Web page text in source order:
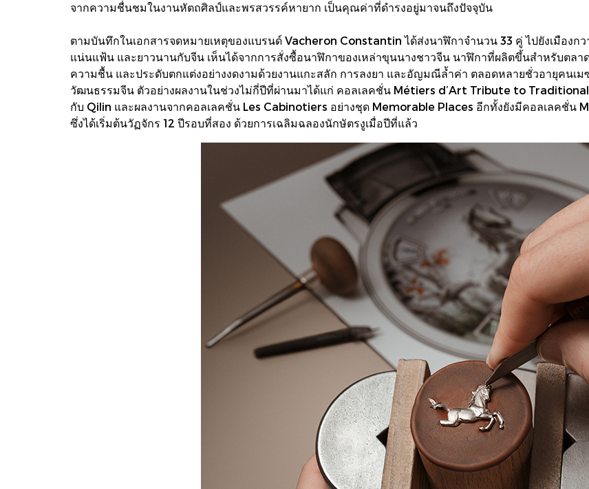
จากความชื่นชมในงานหัตถศิลป์และพรสวรรค์หายาก เป็นคุณค่าที่ดำรงอยู่มาจนถึงปัจจุบัน
ตามบันทึกในเอกสารจดหมายเหตุของแบรนด์ Vacheron Constantin ได้ส่งนาฬิกาจำนวน 33 คู่ ไปยังเมือง
แน่นแฟ้น และยาวนานกับจีน เห็นได้จากการสั่งซื้อนาฬิกาของเหล่าขุนนางชาวจีน นาฬิกาที่ผลิตขึ้นสำหรับตล
ความชื้น และประดับตกแต่งอย่างงดงามด้วยงานแกะสลัก การลงยา และอัญมณีล้ำค่า ตลอดหลายชั่วอายุคนเม
วัฒนธรรมจีน ตัวอย่างผลงานในช่วงไม่กี่ปีที่ผ่านมาได้แก่ คอลเลคชั่น Métiers d’Art Tribute to
กับ Qilin และผลงานจากคอลเลคชั่น Les Cabinotiers อย่างชุด Memorable Places อีกทั้งยังมีคอลเลคชั่น
ซึ่งได้เริ่มต้นวัฏจักร 12 ปีรอบที่สอง ด้วยการเฉลิมฉลองนักษัตรงูเมื่อปีที่แล้ว